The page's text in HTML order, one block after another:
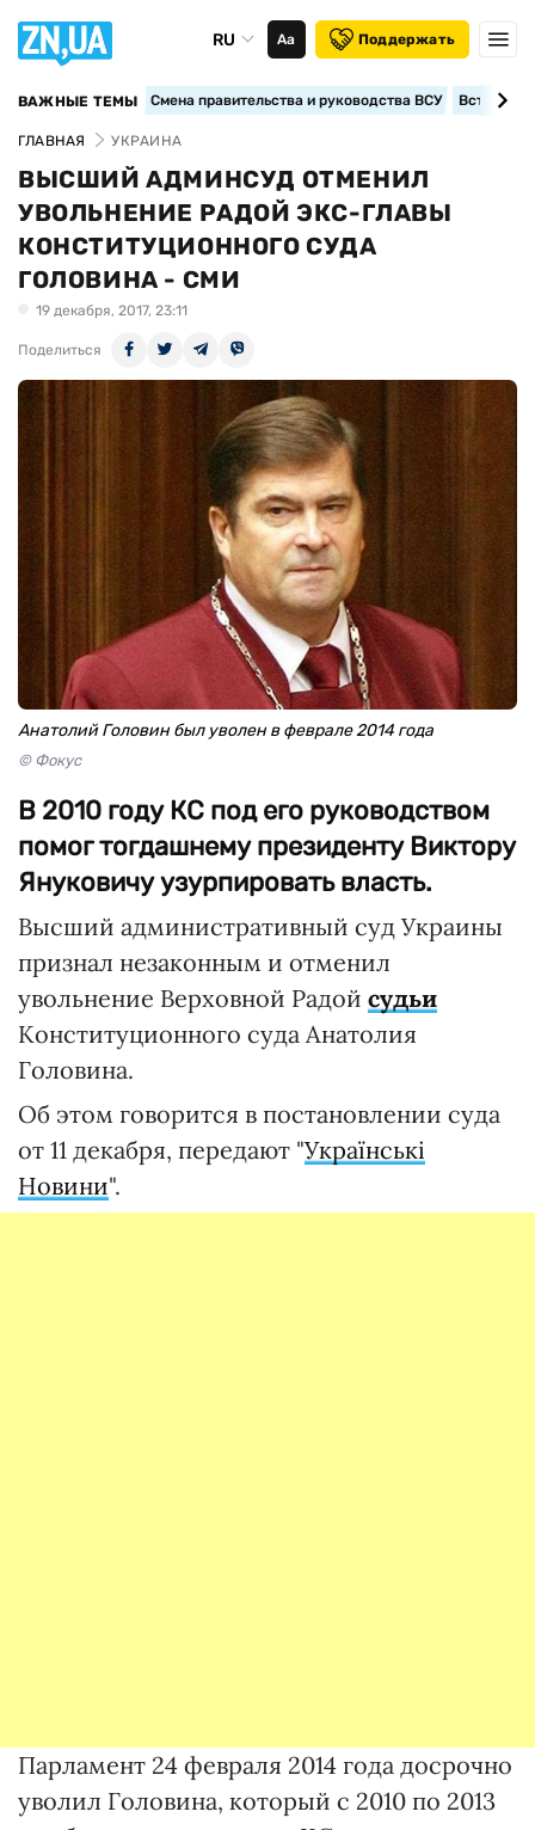
RU Аа Поддержать
ВАЖНЫЕ ТЕМЫ Смена правительства и руководства ВСУ
ГЛАВНАЯ УКРАИНА
ВЫСШИЙ АДМИНСУД ОТМЕНИЛ
УВОЛЬНЕНИЕ РАДОЙ ЭКС-ГЛАВЫ
КОНСТИТУЦИОННОГО СУДА
ГОЛОВИНА - СМИ
19 декабря, 2017, 23:11
Поделиться
Анатолий Головин был уволен в феврале 2014 года
© Фокус
В 2010 году КС под его руководством
помог тогдашнему президенту Виктору
Януковичу узурпировать власть.
Высший административный суд Украины
признал незаконным и отменил
увольнение Верховной Радой судьи
Конституционного суда Анатолия
Головина.
Об этом говорится в постановлении суда
от 11 декабря, передают "Українськi
Новини".
Парламент 24 февраля 2014 года досрочно
уволил Головина, который с 2010 по 2013